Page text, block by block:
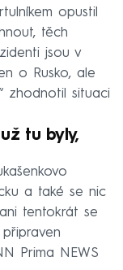
opustil
těch
jsou v
o Rusko, ale
zhodnotil situaci
tu byly,
a také se nic
tentokrát se
Prima NEWS